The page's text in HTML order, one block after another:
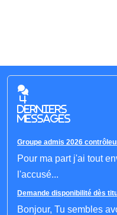
4
derniers
messages
Groupe admis 2026
Pour ma part j'ai tout
l'accusé...
Demande disponibilité dès
Bonjour, Tu sembles